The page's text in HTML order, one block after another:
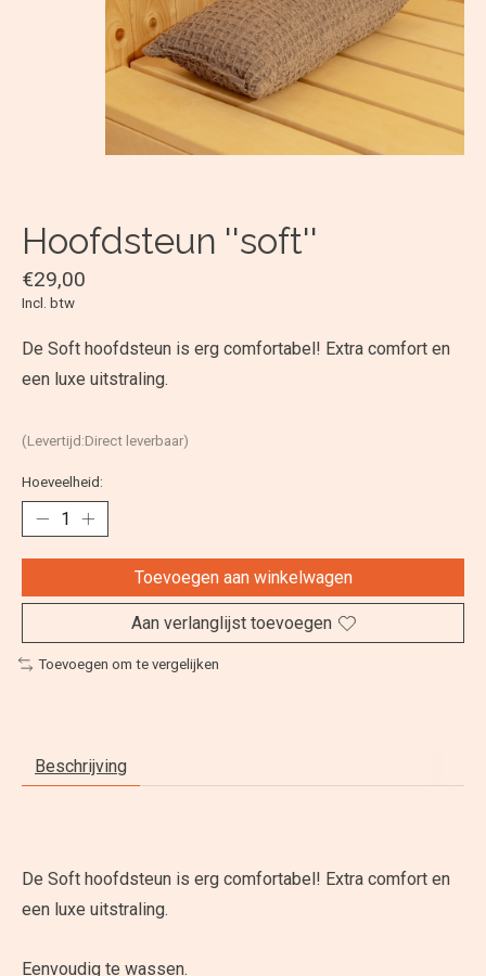
Hoofdsteun ''soft''
€29,00
Incl. btw
De Soft hoofdsteun is erg comfortabel! Extra comfort en
een luxe uitstraling.
(Levertijd:Direct leverbaar)
Hoeveelheid:
Toevoegen aan winkelwagen
Aan verlanglijst toevoegen
Toevoegen om te vergelijken
Beschrijving
De Soft hoofdsteun is erg comfortabel! Extra comfort en
een luxe uitstraling.
Eenvoudig te wassen.